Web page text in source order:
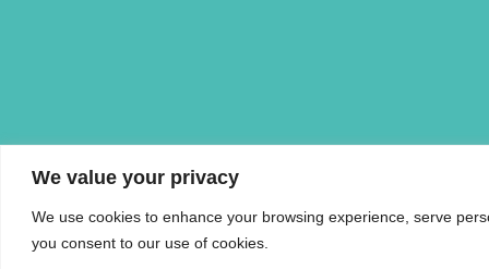
We value your privacy
We use cookies to enhance your browsing experience, serve
you consent to our use of cookies.